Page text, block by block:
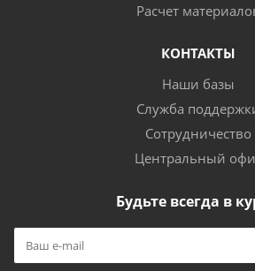
Расчет
КОНТАКТЫ
Наши базы
Служба
Сотрудничество
Центральный
Будьте всегда в